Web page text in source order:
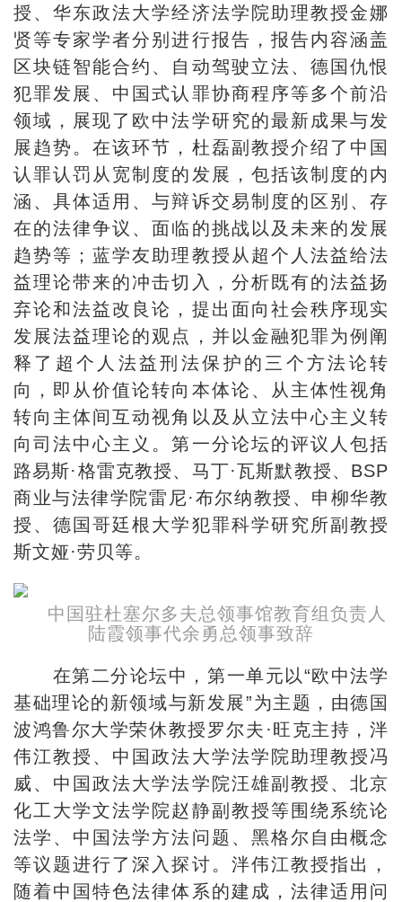
授、华东政法大学经济法学院助理教授金娜
贤等专家学者分别进行报告，报告内容涵盖
区块链智能合约、自动驾驶立法、德国仇恨
犯罪发展、中国式认罪协商程序等多个前沿
领域，展现了欧中法学研究的最新成果与发
展趋势。在该环节，杜磊副教授介绍了中国
认罪认罚从宽制度的发展，包括该制度的内
涵、具体适用、与辩诉交易制度的区别、存
在的法律争议、面临的挑战以及未来的发展
趋势等；蓝学友助理教授从超个人法益给法
益理论带来的冲击切入，分析既有的法益扬
弃论和法益改良论，提出面向社会秩序现实
发展法益理论的观点，并以金融犯罪为例阐
释了超个人法益刑法保护的三个方法论转
向，即从价值论转向本体论、从主体性视角
转向主体间互动视角以及从立法中心主义转
向司法中心主义。第一分论坛的评议人包括
路易斯·格雷克教授、马丁·瓦斯默教授、BSP
商业与法律学院雷尼·布尔纳教授、申柳华教
授、德国哥廷根大学犯罪科学研究所副教授
斯文娅·劳贝等。
中国驻杜塞尔多夫总领事馆教育组负责人
陆霞领事代余勇总领事致辞
在第二分论坛中，第一单元以“欧中法学
基础理论的新领域与新发展”为主题，由德国
波鸿鲁尔大学荣休教授罗尔夫·旺克主持，泮
伟江教授、中国政法大学法学院助理教授冯
威、中国政法大学法学院汪雄副教授、北京
化工大学文法学院赵静副教授等围绕系统论
法学、中国法学方法问题、黑格尔自由概念
等议题进行了深入探讨。泮伟江教授指出，
随着中国特色法律体系的建成，法律适用问